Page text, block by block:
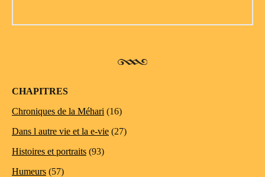
CHAPITRES
Chroniques de la Méhari (16)
Dans l autre vie et la e-vie (27)
Histoires et portraits (93)
Humeurs (57)